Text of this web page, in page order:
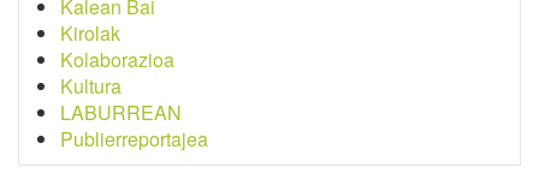
Kalean Bai
Kirolak
Kolaborazioa
Kultura
LABURREAN
Publierreportajea